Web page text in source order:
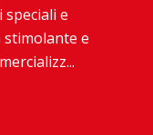
e
stimolante e